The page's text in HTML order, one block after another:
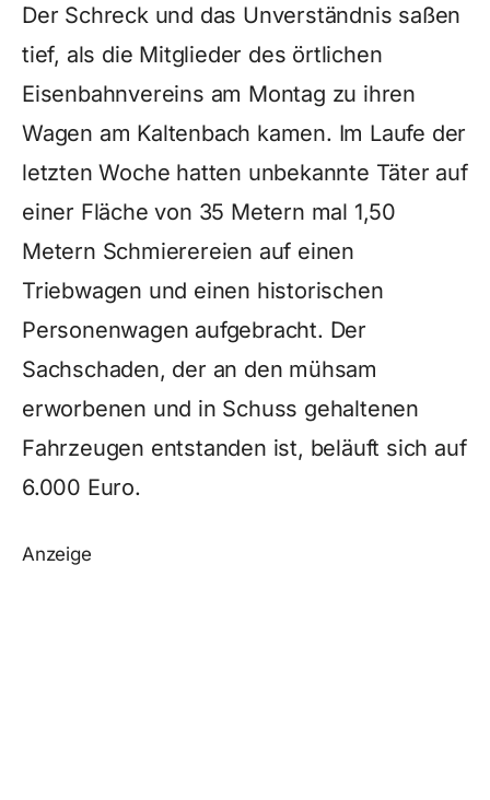
Der Schreck und das Unverständnis saßen
tief, als die Mitglieder des örtlichen
Eisenbahnvereins am Montag zu ihren
Wagen am Kaltenbach kamen. Im Laufe der
letzten Woche hatten unbekannte Täter auf
einer Fläche von 35 Metern mal 1,50
Metern Schmierereien auf einen
Triebwagen und einen historischen
Personenwagen aufgebracht. Der
Sachschaden, der an den mühsam
erworbenen und in Schuss gehaltenen
Fahrzeugen entstanden ist, beläuft sich auf
6.000 Euro.
Anzeige